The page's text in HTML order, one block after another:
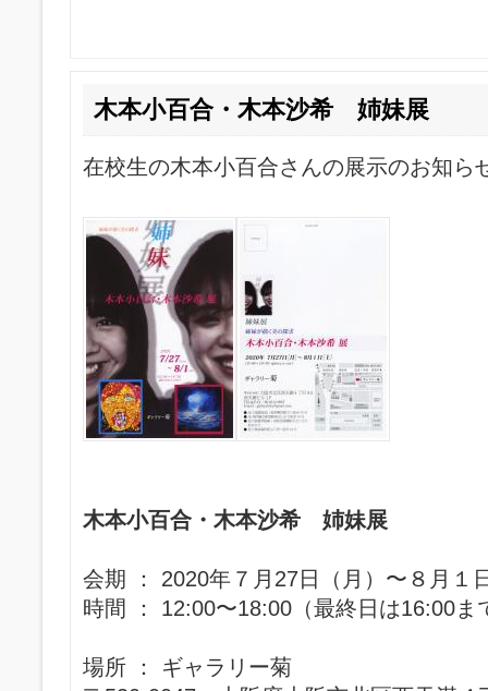
木本小百合・木本沙希 姉妹展
在校生の木本小百合さんの展示のお知ら
木本小百合・木本沙希 姉妹展
会期 ： 2020年７月27日（月）〜８月１
時間 ： 12:00〜18:00（最終日は16:00ま
場所 ： ギャラリー菊